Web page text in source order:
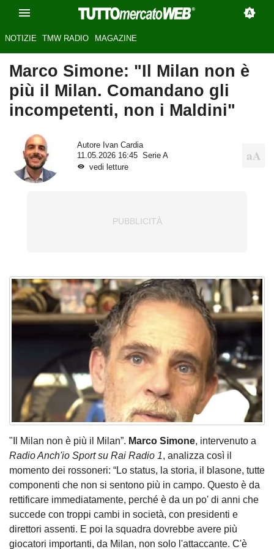
NOTIZIE TMW RADIO MAGAZINE
Marco Simone: "Il Milan non è
più il Milan. Comandano gli
incompetenti, non i Maldini"
Autore Ivan Cardia
11.05.2026 16:45
Serie A
vedi letture
"Il Milan non è più il Milan”. Marco Simone, intervenuto a
Radio Anch'io Sport su Rai Radio 1, analizza così il
momento dei rossoneri: “Lo status, la storia, il blasone, tutte
componenti che non si sentono più in campo. Questo è da
rettificare immediatamente, perché è da un po' di anni che
succede con troppi cambi in società, con presidenti e
direttori assenti. E poi la squadra dovrebbe avere più
giocatori importanti, da Milan, non solo l'attaccante. C'è